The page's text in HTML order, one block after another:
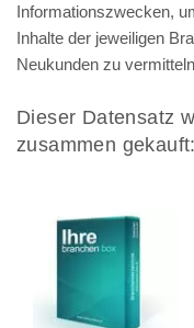
Informationszwecken,
Inhalte der jeweiligen
Neukunden zu
Dieser Datensatz
zusammen gekauft: